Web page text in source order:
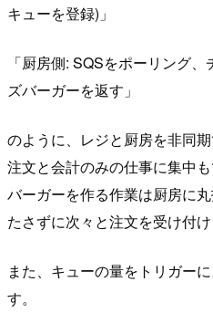
キューを登録)」
「厨房側: SQSをポーリング
ズバーガーを返す」
のように、レジと厨房を非同
注文と会計のみの仕事に集中
バーガーを作る作業は厨房に
たさずに次々と注文を受け付け
また、キューの量をトリガー
す。